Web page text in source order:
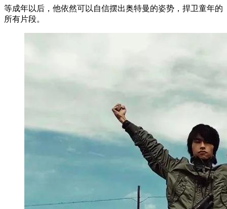
等成年以后，他依然可以自信摆出奥特曼的姿势，捍卫童年的
所有片段。